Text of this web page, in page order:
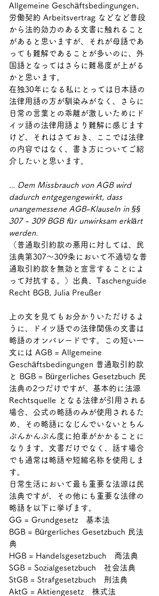
Allgemeine Geschäftsbedingungen、
労働契約 Arbeitsvertrag などなど普段
から法的効力のある文書に触れること
があると思いますが、それが母語であ
っても難解であることが多いのに、外
国語となってはさらに難易度が上がる
かと思います。
在独30年になる私にとっては日本語の
法律用語の方が馴染みがなく、さらに
日常の言葉との乖離が激しいためにド
イツ語の法律用語より難解に感じます
けど、それはさておき、ここでは法律
の内容ではなく、書き方についてご紹
介したいと思います。
... Dem Missbrauch von AGB wird
dadurch entgegengewirkt, dass
unangemessene AGB-Klauseln in §§
307 - 309 BGB für unwirksam erklärt
werden.
（普通取引約款の悪用に対しては、民
法典第307～309条において不適切な普
通取引約款を無効と宣言することによ
って対抗する。）出典、Taschenguide
Recht BGB, Julia Preußer
上の文を見てもお分かりいただけるよ
うに、ドイツ語での法律関係の文書は
略語のオンパレードです。この短い一
文には AGB = Allgemeine
Geschäftsbedingungen 普通取引約款
と BGB = Bürgerliches Gesetzbuch 民
法典の2つだけですが、基本的に法源
Rechtsquelle となる法律が引用される
場合、公式の略語のみが使用されるた
め、その略語になじんでいないとちん
ぷんかんぷん度に拍車がかかることに
なります。文書だけでなく、話す場合
でも通常は略語や短縮名称を使用しま
す。
日常生活において最も重要な法源は民
法典ですが、その他にも重要な法律の
略語を以下に挙げます。
GG = Grundgesetz　基本法
BGB = Bürgerliches Gesetzbuch 民法
典
HGB = Handelsgesetzbuch　商法典
SGB = Sozialgesetzbuch　社会法典
StGB = Strafgesetzbuch　刑法典
AktG = Aktiengesetz　株式法